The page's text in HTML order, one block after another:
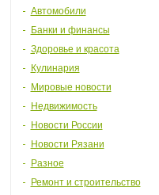
Автомобили
Банки и финансы
Здоровье и красота
Кулинария
Мировые новости
Недвижимость
Новости России
Новости Рязани
Разное
Ремонт и строительство